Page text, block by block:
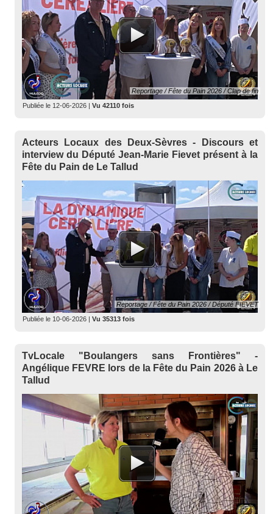
Reportage / Fête du Pain 2026 / Clap de fin
Publiée le 12-06-2026 | Vu 42110 fois
Acteurs Locaux des Deux-Sèvres - Discours et
interview du Député Jean-Marie Fievet présent à la
Fête du Pain de Le Tallud
Reportage / Fête du Pain 2026 / Député FIEVET
Publiée le 10-06-2026 Vu 35313 fois
TvLocale "Boulangers sans Frontières" -
Angélique FEVRE lors de la Fête du Pain 2026 à Le
Tallud